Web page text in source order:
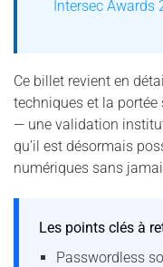
Intersec Awards
Ce billet revient en
techniques et la
— une validation
qu’il est désormais
numériques sans
Les points clés à
Passwordless